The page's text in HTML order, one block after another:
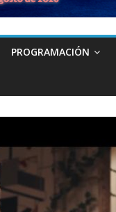
PROGRAMACIÓN